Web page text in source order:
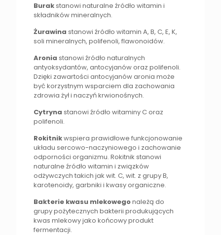
Burakstanowi naturalne źródło witamin i
składników mineralnych.
Żurawina stanowi źródło witamin A, B, C, E, K,
soli mineralnych, polifenoli, flawonoidów.
Aronia stanowi źródło naturalnych
antyoksydantów, antocyjanów oraz polifenoli.
Dzięki zawartości antocyjanów aronia może
być korzystnym wsparciem dla zachowania
zdrowia żył i naczyń krwionośnych.
Cytryna stanowi źródło witaminy C oraz
polifenoli.
Rokitnikwspiera prawidłowe funkcjonowanie
układu sercowo-naczyniowego i zachowanie
odporności organizmu. Rokitnik stanowi
naturalne źródło witamin i związków
odżywczych takich jak wit. C, wit. z grupy B,
karotenoidy, garbniki i kwasy organiczne.
Bakterie kwasu mlekowegonależą do
grupy pożytecznych bakterii produkujących
kwas mlekowy jako końcowy produkt
fermentacji.